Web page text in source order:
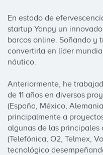
En estado de
startup Yanpy un
barcos online. Soñando y
convertirla en líder
náutico.
Anteriormente, he
de 11 años en diversos
(España, México,
principalmente a
algunas de las principales
(Telefónica, O2, Telmex,
tecnológico